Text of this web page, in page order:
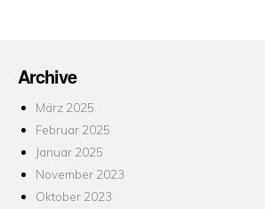
Archive
März 2025
Februar 2025
Januar 2025
November 2023
Oktober 2023